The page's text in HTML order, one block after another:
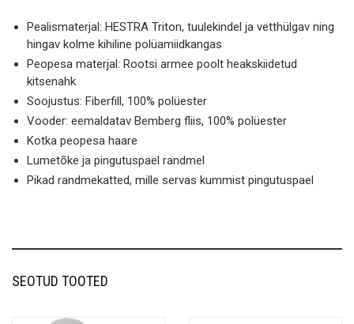
Pealismaterjal: HESTRA Triton, tuulekindel ja vetthülgav ning
hingav kolme kihiline polüamiidkangas
Peopesa materjal: Rootsi armee poolt heakskiidetud
kitsenahk
Soojustus: Fiberfill, 100% polüester
Vooder: eemaldatav Bemberg fliis, 100% polüester
Kotka peopesa haare
Lumetõke ja pingutuspael randmel
Pikad randmekatted, mille servas kummist pingutuspael
SEOTUD TOOTED